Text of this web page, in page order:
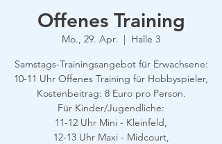
Offenes Training
Mo., 29. Apr.
  |
Halle 3
Samstags-Trainingsangebot für Erwachsene:
10-11 Uhr Offenes Training für Hobbyspieler,
Kostenbeitrag: 8 Euro pro Person.
Für Kinder/Jugendliche:
11-12 Uhr Mini - Kleinfeld,
12-13 Uhr Maxi - Midcourt,